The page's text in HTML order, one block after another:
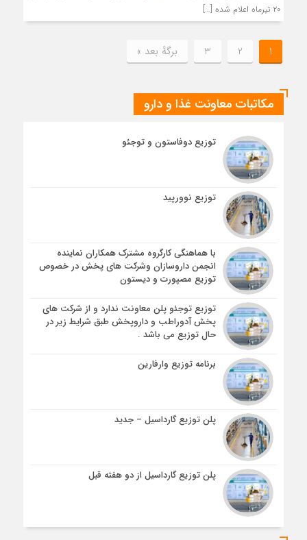
۲۰ تیرماه اعلام شده […]
1
2
3 برگهٔ بعد »
مکاتبات معاونت غذا و دارو
توزیع دوفاستون و توجئو
توزیع نوورپید
با هماهنگی کارگروه مشترک همکاران نماینده
انجمن داروسازان و‌شرکت های پخش در خصوص
توزیع مصپورت و دیستون
توزیع توجئو پلن معاونت ندارد و از شرکت های
پخش آدوراطب و داروپخش طبق شرایط زیر در
حال توزیع می باشد .
برنامه توزیع وارفارین
پلن توزیع گارداسیل – جدید
پلن توزیع گارداسیل از دو هفته قبل